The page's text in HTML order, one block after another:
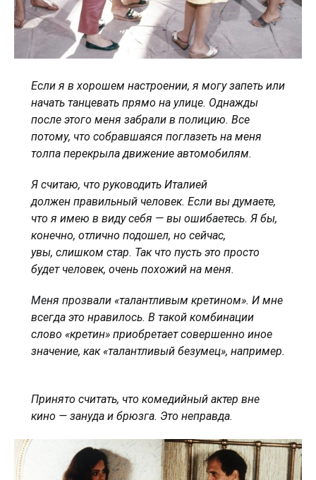
Если я в хорошем настроении, я могу запеть или
начать танцевать прямо на улице. Однажды
после этого меня забрали в полицию. Все
потому, что собравшаяся поглазеть на меня
толпа перекрыла движение автомобилям.
Я считаю, что руководить Италией
должен правильный человек. Если вы думаете,
что я имею в виду себя — вы ошибаетесь. Я бы,
конечно, отлично подошел, но сейчас,
увы, слишком стар. Так что пусть это просто
будет человек, очень похожий на меня.
Меня прозвали «талантливым кретином». И мне
всегда это нравилось. В такой комбинации
слово «кретин» приобретает совершенно иное
значение, как «талантливый безумец», например.
Принято считать, что комедийный актер вне
кино — зануда и брюзга. Это неправда.